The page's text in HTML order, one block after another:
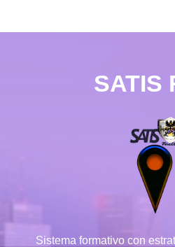
SATIS
Sistema formativo con